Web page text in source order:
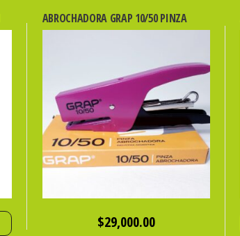
ABROCHADORA GRAP 10/50 PINZA
$29,000.00